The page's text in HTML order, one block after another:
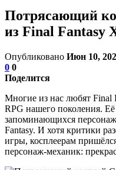
Потрясающий
из Final Fantasy
Опубликовано Июн 10,
0 0
Поделится
Многие из нас любят Final
RPG нашего поколения. Её
запоминающихся
Fantasy. И хотя критики
игры, косплеерам
персонаж-механик: